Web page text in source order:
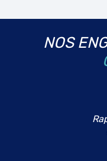
NOS